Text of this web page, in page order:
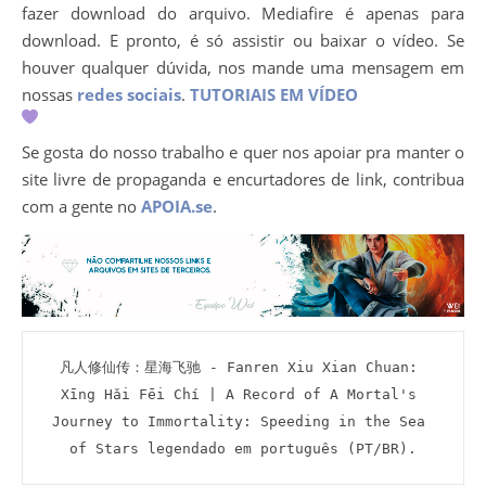
fazer download do arquivo. Mediafire é apenas para
download. E pronto, é só assistir ou baixar o vídeo. Se
houver qualquer dúvida, nos mande uma mensagem em
nossas redes sociais. TUTORIAIS EM VÍDEO
Se gosta do nosso trabalho e quer nos apoiar pra manter o
site livre de propaganda e encurtadores de link, contribua
com a gente no APOIA.se.
凡人修仙传：星海飞驰 - Fanren Xiu Xian Chuan:
Xīng Hǎi Fēi Chí | A Record of A Mortal's
Journey to Immortality: Speeding in the Sea
of Stars legendado em português (PT/BR).